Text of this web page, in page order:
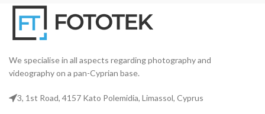
We specialise in all aspects regarding photography and
videography on a pan-Cyprian base.
3, 1st Road, 4157 Kato Polemidia, Limassol, Cyprus